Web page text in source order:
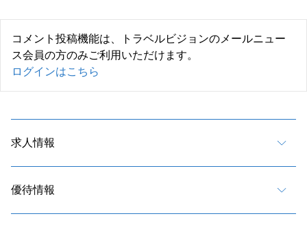
コメント投稿機能は、トラベルビジョンのメールニュー
ス会員の方のみご利用いただけます。
ログインはこちら
求人情報
優待情報